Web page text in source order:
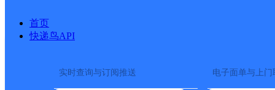
首页
快递鸟API
实时查询与订阅推送 电子面单与上门